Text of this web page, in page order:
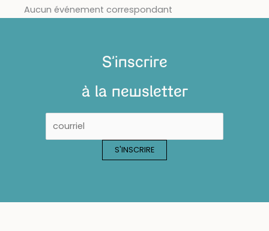
Aucun événement correspondant
S'inscrire
à la newsletter